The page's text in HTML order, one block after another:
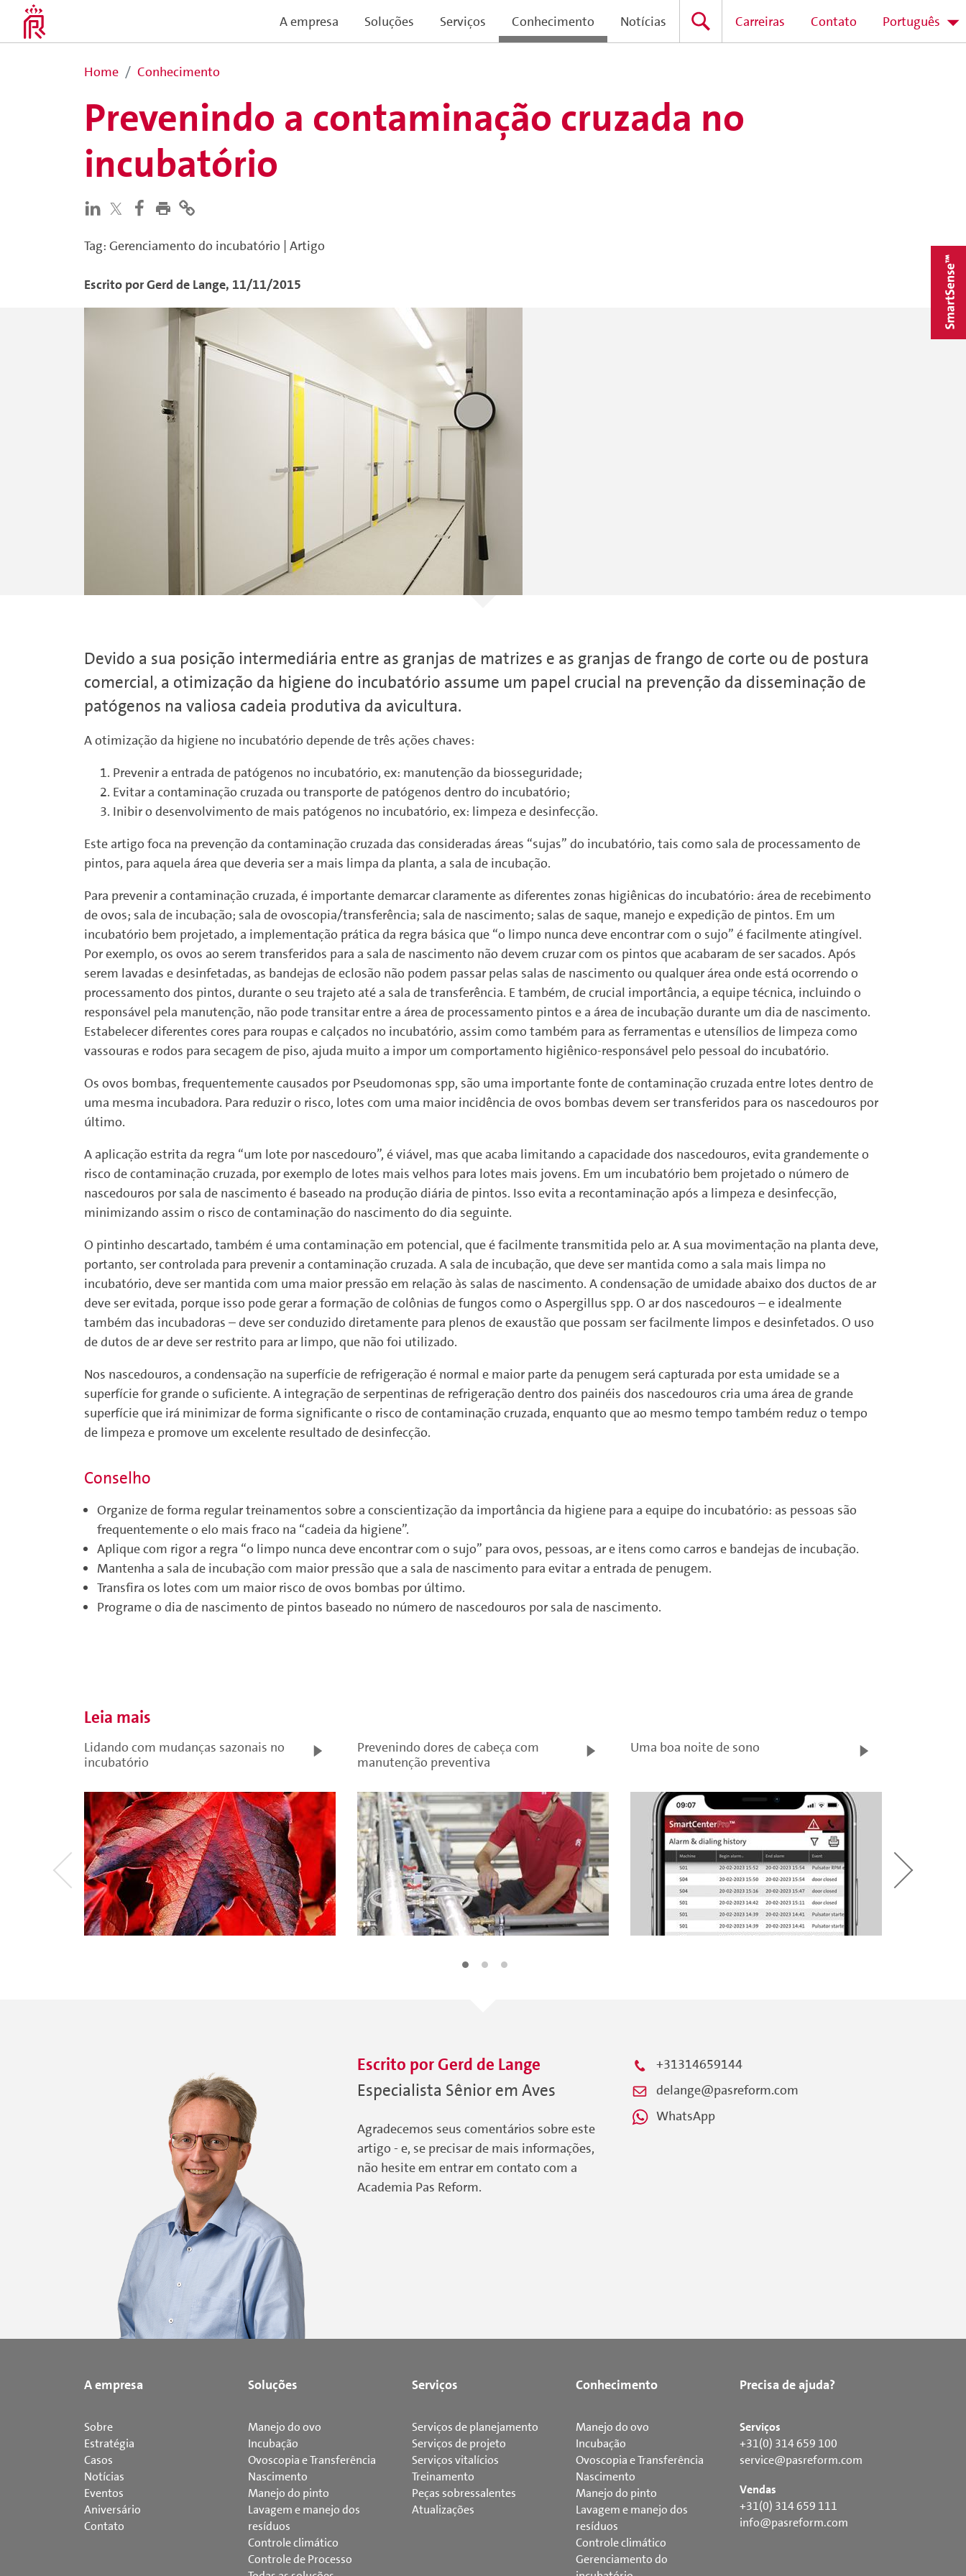
A empresa Soluções Serviços Conhecimento Notícias Carreiras Contato Português
Home Conhecimento
Prevenindo a contaminação cruzada no
incubatório
Tag: Gerenciamento do incubatório | Artigo
Escrito porGerd de Lange, 11/11/2015
Devido a sua posição intermediária entre as granjas de matrizes e as granjas de frango de corte ou de postura
comercial, a otimização da higiene do incubatório assume um papel crucial na prevenção da disseminação de
patógenos na valiosa cadeia produtiva da avicultura.
A otimização da higiene no incubatório depende de três ações chaves:
Prevenir a entrada de patógenos no incubatório, ex: manutenção da biosseguridade;
Evitar a contaminação cruzada ou transporte de patógenos dentro do incubatório;
Inibir o desenvolvimento de mais patógenos no incubatório, ex: limpeza e desinfecção.
Este artigo foca na prevenção da contaminação cruzada das consideradas áreas “sujas” do incubatório, tais como sala de processamento de
pintos, para aquela área que deveria ser a mais limpa da planta, a sala de incubação.
Para prevenir a contaminação cruzada, é importante demarcar claramente as diferentes zonas higiênicas do incubatório: área de recebimento
de ovos; sala de incubação; sala de ovoscopia/transferência; sala de nascimento; salas de saque, manejo e expedição de pintos. Em um
incubatório bem projetado, a implementação prática da regra básica que “o limpo nunca deve encontrar com o sujo” é facilmente atingível.
Por exemplo, os ovos ao serem transferidos para a sala de nascimento não devem cruzar com os pintos que acabaram de ser sacados. Após
serem lavadas e desinfetadas, as bandejas de eclosão não podem passar pelas salas de nascimento ou qualquer área onde está ocorrendo o
processamento dos pintos, durante o seu trajeto até a sala de transferência. E também, de crucial importância, a equipe técnica, incluindo o
responsável pela manutenção, não pode transitar entre a área de processamento pintos e a área de incubação durante um dia de nascimento.
Estabelecer diferentes cores para roupas e calçados no incubatório, assim como também para as ferramentas e utensílios de limpeza como
vassouras e rodos para secagem de piso, ajuda muito a impor um comportamento higiênico-responsável pelo pessoal do incubatório.
Os ovos bombas, frequentemente causados por Pseudomonas spp, são uma importante fonte de contaminação cruzada entre lotes dentro de
uma mesma incubadora. Para reduzir o risco, lotes com uma maior incidência de ovos bombas devem ser transferidos para os nascedouros por
último.
A aplicação estrita da regra “um lote por nascedouro”, é viável, mas que acaba limitando a capacidade dos nascedouros, evita grandemente o
risco de contaminação cruzada, por exemplo de lotes mais velhos para lotes mais jovens. Em um incubatório bem projetado o número de
nascedouros por sala de nascimento é baseado na produção diária de pintos. Isso evita a recontaminação após a limpeza e desinfecção,
minimizando assim o risco de contaminação do nascimento do dia seguinte.
O pintinho descartado, também é uma contaminação em potencial, que é facilmente transmitida pelo ar. A sua movimentação na planta deve,
portanto, ser controlada para prevenir a contaminação cruzada. A sala de incubação, que deve ser mantida como a sala mais limpa no
incubatório, deve ser mantida com uma maior pressão em relação às salas de nascimento. A condensação de umidade abaixo dos ductos de ar
deve ser evitada, porque isso pode gerar a formação de colônias de fungos como o Aspergillus spp. O ar dos nascedouros – e idealmente
também das incubadoras – deve ser conduzido diretamente para plenos de exaustão que possam ser facilmente limpos e desinfetados. O uso
de dutos de ar deve ser restrito para ar limpo, que não foi utilizado.
Nos nascedouros, a condensação na superfície de refrigeração é normal e maior parte da penugem será capturada por esta umidade se a
superfície for grande o suficiente. A integração de serpentinas de refrigeração dentro dos painéis dos nascedouros cria uma área de grande
superfície que irá minimizar de forma significante o risco de contaminação cruzada, enquanto que ao mesmo tempo também reduz o tempo
de limpeza e promove um excelente resultado de desinfecção.
Conselho
Organize de forma regular treinamentos sobre a conscientização da importância da higiene para a equipe do incubatório: as pessoas são
frequentemente o elo mais fraco na “cadeia da higiene”.
Aplique com rigor a regra “o limpo nunca deve encontrar com o sujo” para ovos, pessoas, ar e itens como carros e bandejas de incubação.
Mantenha a sala de incubação com maior pressão que a sala de nascimento para evitar a entrada de penugem.
Transfira os lotes com um maior risco de ovos bombas por último.
Programe o dia de nascimento de pintos baseado no número de nascedouros por sala de nascimento.
Leia mais
Lidando com mudanças sazonais no
incubatório
Prevenindo dores de cabeça com
manutenção preventiva
Uma boa noite de sono
Escrito porGerd de Lange
Especialista Sênior em Aves
Agradecemos seus comentários sobre este
artigo - e, se precisar de mais informações,
não hesite em entrar em contato com a
Academia Pas Reform.
+31314659144
delange@pasreform.com
WhatsApp
A empresa
Sobre
Estratégia
Casos
Notícias
Eventos
Aniversário
Contato
Soluções
Manejo do ovo
Incubação
Ovoscopia e Transferência
Nascimento
Manejo do pinto
Lavagem e manejo dos
resíduos
Controle climático
Controle de Processo
Serviços
Serviços de planejamento
Serviços de projeto
Serviços vitalícios
Treinamento
Peças sobressalentes
Atualizações
Conhecimento
Manejo do ovo
Incubação
Ovoscopia e Transferência
Nascimento
Manejo do pinto
Lavagem e manejo dos
resíduos
Controle climático
Gerenciamento do
Precisa de ajuda?
Serviços
+31(0) 314 659 100
service@pasreform.com
Vendas
+31(0) 314 659 111
info@pasreform.com